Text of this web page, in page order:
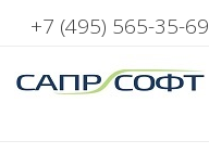
+7 (495) 565-35-69